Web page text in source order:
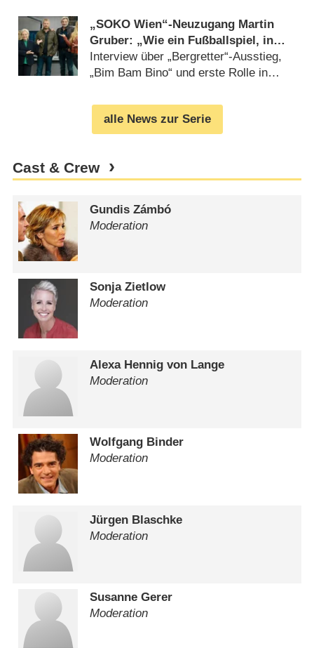
„SOKO Wien“-Neuzugang Martin
Gruber: „Wie ein Fußballspiel, in
das man in der 95. Minute
eingewechselt wird“
Interview über „Bergretter“-Ausstieg,
„Bim Bam Bino“ und erste Rolle in
alle News zur Serie
Cast & Crew
Gundis Zámbó
Moderation
Sonja Zietlow
Moderation
Alexa Hennig von Lange
Moderation
Wolfgang Binder
Moderation
Jürgen Blaschke
Moderation
Susanne Gerer
Moderation